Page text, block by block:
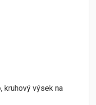
kruhový výsek na